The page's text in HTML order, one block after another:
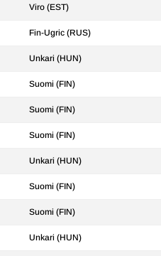
Viro (EST)
Fin-Ugric (RUS)
Unkari (HUN)
Suomi (FIN)
Suomi (FIN)
Suomi (FIN)
Unkari (HUN)
Suomi (FIN)
Suomi (FIN)
Unkari (HUN)